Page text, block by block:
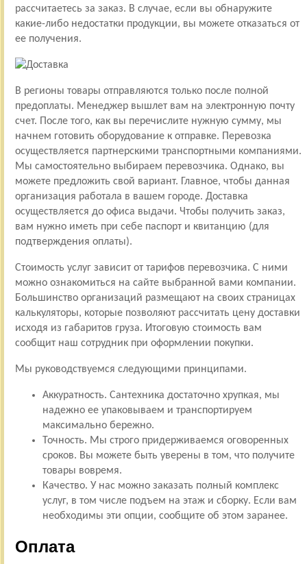
рассчитаетесь за заказ. В случае, если вы обнаружите
какие-либо недостатки продукции, вы можете отказаться от
ее получения.
В регионы товары отправляются только после полной
предоплаты. Менеджер вышлет вам на электронную почту
счет. После того, как вы перечислите нужную сумму, мы
начнем готовить оборудование к отправке. Перевозка
осуществляется партнерскими транспортными компаниями.
Мы самостоятельно выбираем перевозчика. Однако, вы
можете предложить свой вариант. Главное, чтобы данная
организация работала в вашем городе. Доставка
осуществляется до офиса выдачи. Чтобы получить заказ,
вам нужно иметь при себе паспорт и квитанцию (для
подтверждения оплаты).
Стоимость услуг зависит от тарифов перевозчика. С ними
можно ознакомиться на сайте выбранной вами компании.
Большинство организаций размещают на своих страницах
калькуляторы, которые позволяют рассчитать цену доставки
исходя из габаритов груза. Итоговую стоимость вам
сообщит наш сотрудник при оформлении покупки.
Мы руководствуемся следующими принципами.
Аккуратность. Сантехника достаточно хрупкая, мы
надежно ее упаковываем и транспортируем
максимально бережно.
Точность. Мы строго придерживаемся оговоренных
сроков. Вы можете быть уверены в том, что получите
товары вовремя.
Качество. У нас можно заказать полный комплекс
услуг, в том числе подъем на этаж и сборку. Если вам
необходимы эти опции, сообщите об этом заранее.
Оплата